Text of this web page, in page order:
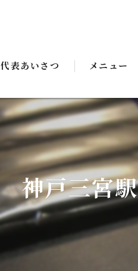
代表あいさつ メニュー
ギャラリー
神戸三宮